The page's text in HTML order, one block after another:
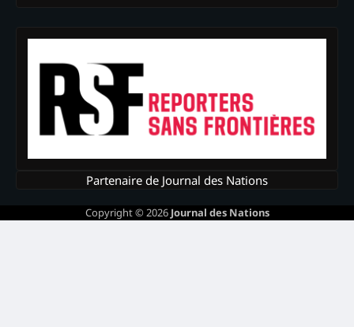
Partenaire de Journal des Nations
Copyright © 2026 Journal des Nations